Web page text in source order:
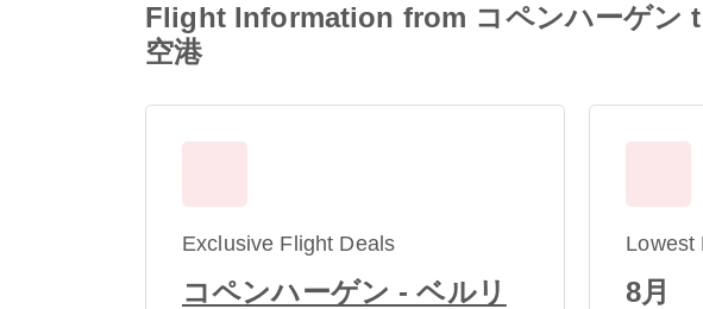
Flight Information from コペンハーゲン
空港
Exclusive Flight Deals
コペンハーゲン - ベルリ
Lowest
8月